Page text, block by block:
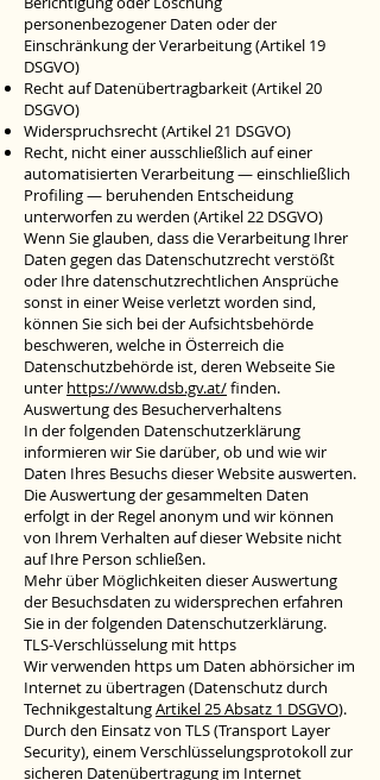
personenbezogener Daten oder der
Einschränkung der Verarbeitung (Artikel 19
DSGVO)
Recht auf Datenübertragbarkeit (Artikel 20
DSGVO)
Widerspruchsrecht (Artikel 21 DSGVO)
Recht, nicht einer ausschließlich auf einer
automatisierten Verarbeitung — einschließlich
Profiling — beruhenden Entscheidung
unterworfen zu werden (Artikel 22 DSGVO)
Wenn Sie glauben, dass die Verarbeitung Ihrer
Daten gegen das Datenschutzrecht verstößt
oder Ihre datenschutzrechtlichen Ansprüche
sonst in einer Weise verletzt worden sind,
können Sie sich bei der Aufsichtsbehörde
beschweren, welche in Österreich die
Datenschutzbehörde ist, deren Webseite Sie
unter https://www.dsb.gv.at/finden.
Auswertung des Besucherverhaltens
In der folgenden Datenschutzerklärung
informieren wir Sie darüber, ob und wie wir
Daten Ihres Besuchs dieser Website auswerten.
Die Auswertung der gesammelten Daten
erfolgt in der Regel anonym und wir können
von Ihrem Verhalten auf dieser Website nicht
auf Ihre Person schließen.
Mehr über Möglichkeiten dieser Auswertung
der Besuchsdaten zu widersprechen erfahren
Sie in der folgenden Datenschutzerklärung.
TLS-Verschlüsselung mit https
Wir verwenden https um Daten abhörsicher im
Internet zu übertragen (Datenschutz durch
TechnikgestaltungArtikel 25 Absatz 1 DSGVO).
Durch den Einsatz von TLS (Transport Layer
Security), einem Verschlüsselungsprotokoll zur
sicheren Datenübertragung im Internet